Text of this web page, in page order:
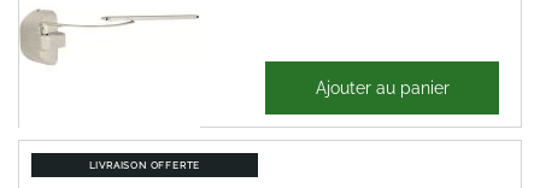
Ajouter au panier
LIVRAISON OFFERTE